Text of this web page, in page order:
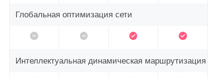
Глобальная оптимизация сети
Интеллектуальная динамическая маршрутизация